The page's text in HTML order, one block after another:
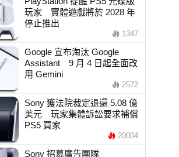
玩家 實體遊戲將於 2028 年
停止推出
1347
Google 宣布淘汰 Google
Assistant 9 月 4 日起全面改
用 Gemini
2572
Sony 獲法院裁定退還 5.08 億
美元 玩家集體訴訟要求補償
PS5 買家
20004
Sony 招募廣告團隊